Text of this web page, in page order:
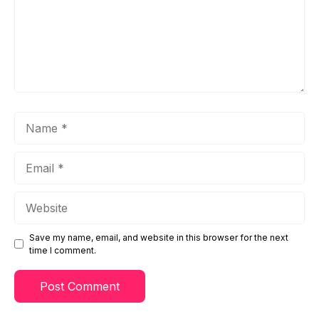
Save my name, email, and website in this browser for the next
time I comment.